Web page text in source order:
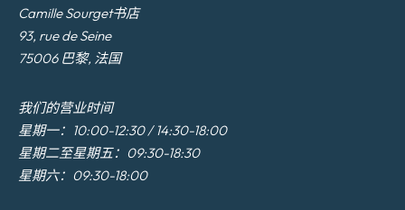
Camille Sourget书店
93, rue de Seine
75006 巴黎, 法国
我们的营业时间
星期一：10:00-12:30 / 14:30-18:00
星期二至星期五：09:30-18:30
星期六：09:30-18:00